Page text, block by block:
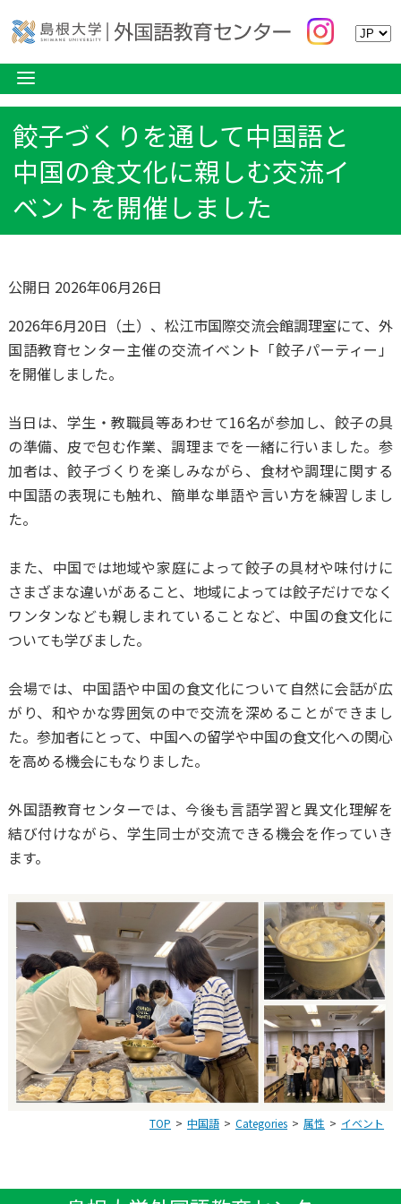
餃子づくりを通して中国語と
中国の食文化に親しむ交流イ
ベントを開催しました
公開日 2026年06月26日
2026年6月20日（土）、松江市国際交流会館調理室にて、外
国語教育センター主催の交流イベント「餃子パーティー」
を開催しました。
当日は、学生・教職員等あわせて16名が参加し、餃子の具
の準備、皮で包む作業、調理までを一緒に行いました。参
加者は、餃子づくりを楽しみながら、食材や調理に関する
中国語の表現にも触れ、簡単な単語や言い方を練習しまし
た。
また、中国では地域や家庭によって餃子の具材や味付けに
さまざまな違いがあること、地域によっては餃子だけでなく
ワンタンなども親しまれていることなど、中国の食文化に
ついても学びました。
会場では、中国語や中国の食文化について自然に会話が広
がり、和やかな雰囲気の中で交流を深めることができまし
た。参加者にとって、中国への留学や中国の食文化への関心
を高める機会にもなりました。
外国語教育センターでは、今後も言語学習と異文化理解を
結び付けながら、学生同士が交流できる機会を作っていき
ます。
TOP 中国語 Categories 属性 イベント